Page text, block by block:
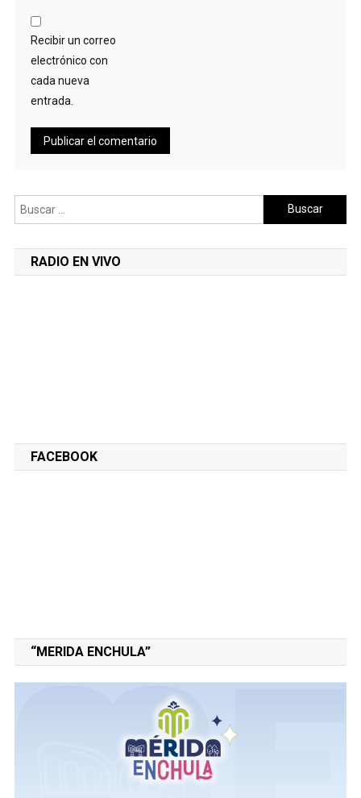
Recibir un correo
electrónico con
cada nueva
entrada.
Buscar:
RADIO EN VIVO
FACEBOOK
“MERIDA ENCHULA”